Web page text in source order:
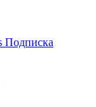
Подписка